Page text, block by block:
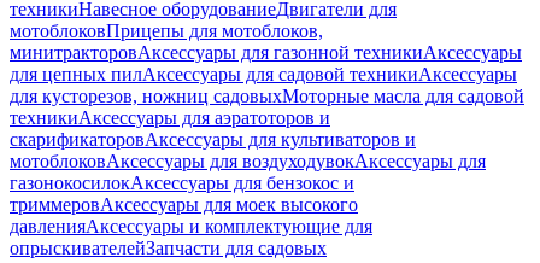
техникиНавесное оборудованиеДвигатели для
мотоблоковПрицепы для мотоблоков,
минитракторовАксессуары для газонной техникиАксессуары
для цепных пилАксессуары для садовой техникиАксессуары
для кусторезов, ножниц садовыхМоторные масла для садовой
техникиАксессуары для аэратоторов и
скарификаторовАксессуары для культиваторов и
мотоблоковАксессуары для воздуходувокАксессуары для
газонокосилокАксессуары для бензокос и
триммеровАксессуары для моек высокого
давленияАксессуары и комплектующие для
опрыскивателейЗапчасти для садовых